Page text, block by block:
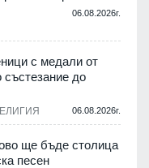
06.08.2026г.
с медали от
състезание до
06.08.2026г.
ще бъде столица
песен